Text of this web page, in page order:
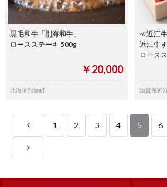
黒毛和牛「別海和牛」
ロースステーキ 500g
￥20,000
北海道別海町
≪近江
近江牛
ロース
滋賀県近
1 2 3 4 5 6